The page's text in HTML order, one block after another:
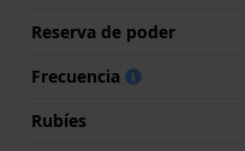
Reserva de poder
Frecuencia
Rubíes